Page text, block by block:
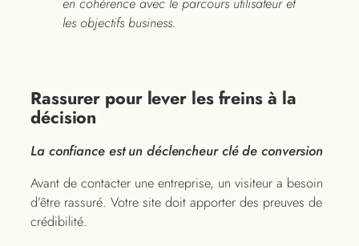
les objectifs business.
Rassurer pour lever les freins à la
décision
La confiance est un déclencheur clé de conversion
Avant de contacter une entreprise, un visiteur a besoin
d’être rassuré. Votre site doit apporter des preuves de
crédibilité.